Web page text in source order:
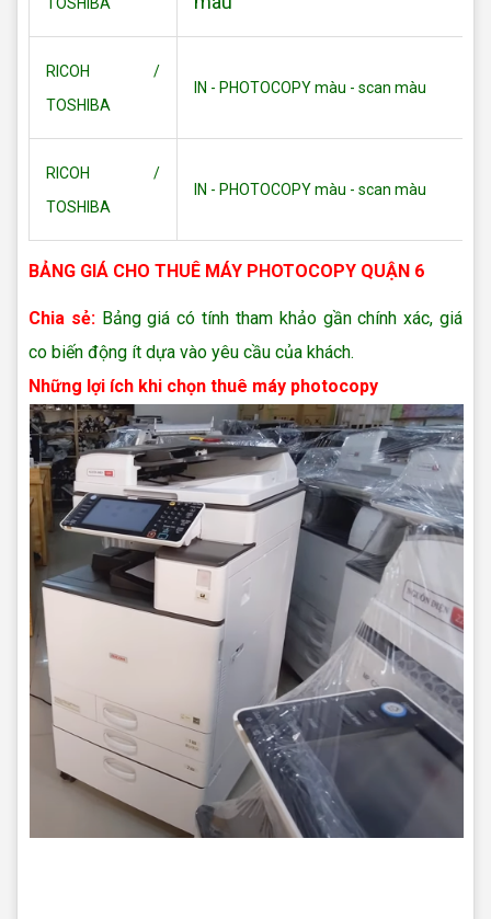
BẢNG GIÁ CHO THUÊ MÁY PHOTOCOPY QUẬN 6
TOSHIBA
RICOH /
TOSHIBA
IN - PHOTOCOPY màu - scan màu
RICOH /
TOSHIBA
IN - PHOTOCOPY màu - scan màu
Chia sẻ:Bảng giá có tính tham khảo gần chính xác, giá
co biến động ít dựa vào yêu cầu của khách.
Những lợi ích khi chọn thuê máy photocopy